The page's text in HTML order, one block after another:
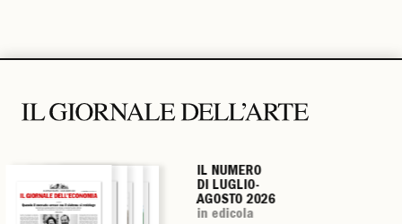
IL NUMERO
DI LUGLIO-
AGOSTO 2026
in edicola
IL NUMERO
DI LUGLIO-
AGOSTO 2026
in edicola
IL NUMERO
DI LUGLIO-
AGOSTO 2026
in edicola
IL NUMERO
DI LUGLIO-
AGOSTO 2026
in edicola